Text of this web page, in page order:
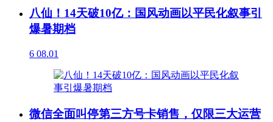
八仙！14天破10亿：国风动画以平民化叙事引
爆暑期档
6 08.01
微信全面叫停第三方号卡销售，仅限三大运营